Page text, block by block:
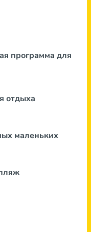
программа для
отдыха
маленьких